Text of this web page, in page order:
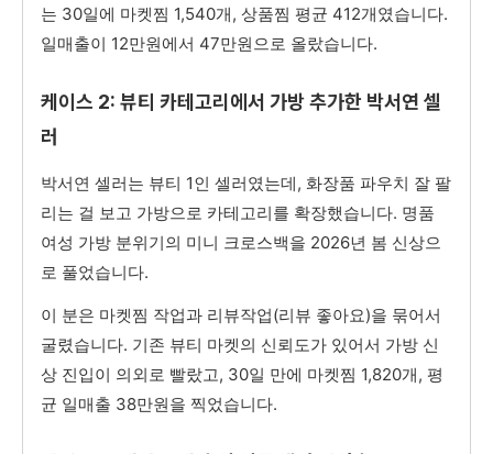
는 30일에 마켓찜 1,540개, 상품찜 평균 412개였습니다.
일매출이 12만원에서 47만원으로 올랐습니다.
케이스 2: 뷰티 카테고리에서 가방 추가한 박서연 셀
러
박서연 셀러는 뷰티 1인 셀러였는데, 화장품 파우치 잘 팔
리는 걸 보고 가방으로 카테고리를 확장했습니다. 명품
여성 가방 분위기의 미니 크로스백을 2026년 봄 신상으
로 풀었습니다.
이 분은 마켓찜 작업과 리뷰작업(리뷰 좋아요)을 묶어서
굴렸습니다. 기존 뷰티 마켓의 신뢰도가 있어서 가방 신
상 진입이 의외로 빨랐고, 30일 만에 마켓찜 1,820개, 평
균 일매출 38만원을 찍었습니다.